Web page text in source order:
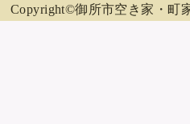
Copyright©御所市空き家・町